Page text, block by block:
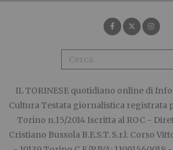
IL TORINESE quotidiano online di
Cultura Testata giornalistica registrata
Torino n.15/2014 Iscritta al ROC -
Cristiano Bussola B.E.S.T. S.r.l. Corso